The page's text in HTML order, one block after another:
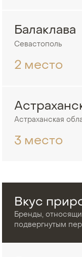
Балаклава
Севастополь
2 место
Астраханская
3 место
Вкус
Бренды,
подвергнутым